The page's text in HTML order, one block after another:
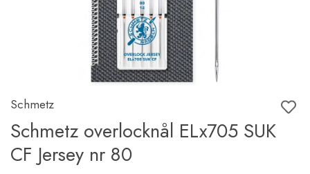
Schmetz
Schmetz overlocknål ELx705 SUK
CF Jersey nr 80